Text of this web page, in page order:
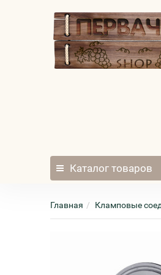
Каталог товаров
Главная Кламповые